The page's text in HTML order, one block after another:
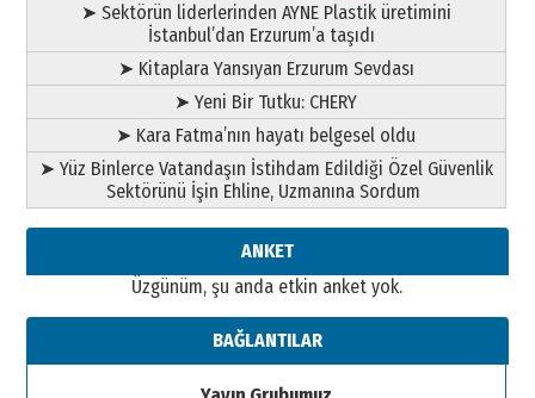
A. Berhan Yılmaz
BİR BÖLÜM DEĞİL, BİR ÖMÜR
SEÇİYORSUNUZ… “NEDEN
ATATÜRK ÜNİVERSİTESİ?”
28 Temmuz 2026 Salı
Ahmet Gökhan YAZICI
Ahmed Yesevi’den bir Alperen…
”Reisimiz” idi… Hakka yürüdü.!
26 Mart 2026 Perşembe
gönül adamı Faruk Terzioğlu!
Başkan Sekmen’den Erzurum’a
➤ Sektörün liderlerinden AYNE Plastik üretimini
İstanbul’dan Erzurum’a taşıdı
➤ Kitaplara Yansıyan Erzurum Sevdası
➤ Yeni Bir Tutku: CHERY
➤ Kara Fatma’nın hayatı belgesel oldu
➤ Yüz Binlerce Vatandaşın İstihdam Edildiği Özel Güvenlik
Sektörünü İşin Ehline, Uzmanına Sordum
ANKET
Üzgünüm, şu anda etkin anket yok.
BAĞLANTILAR